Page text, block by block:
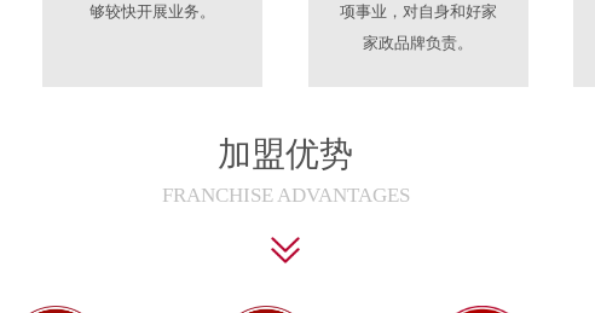
够较快开展业务。
项事业，对自身和好家
家政品牌负责。
加盟优势
FRANCHISE ADVANTAGES